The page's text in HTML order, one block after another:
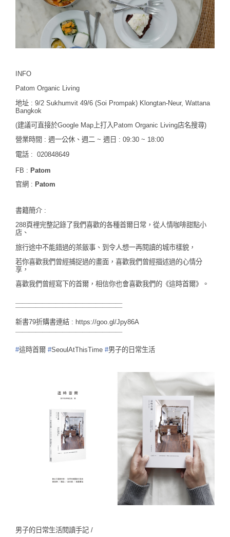
INFO
Patom Organic Living
地址 : 9/2 Sukhumvit 49/6 (Soi Prompak) Klongtan-Neur, Wattana
Bangkok
(建議可直接於Google Map上打入 Patom Organic Living店名搜尋)
營業時間 : 週一公休、週二 ~ 週日 : 09:30 ~ 18:00
電話 : 020848649
FB : Patom
官網 : Patom
書籍簡介 :
288頁裡完整記錄了我們喜歡的各種首爾日常， 從人情咖啡甜點小
店、
旅行途中不能錯過的茶飯事、到令人想一再閱讀的城市樣貌，
若你喜歡我們曾經捕捉過的畫面，喜歡我們曾經描述過的心情分
享，
喜歡我們曾經寫下的首爾，相信你也會喜歡我們的《這時首爾》。
新書79折購書連結 : https://goo.gl/Jpy86A
#這時首爾 #SeoulAtThisTime #男子的日常生活
男子的日常生活閱讀手記 /